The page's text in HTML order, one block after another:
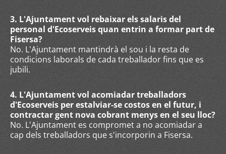
3. L'Ajuntament vol rebaixar els salaris del
personal d'Ecoserveis quan entrin a formar part de
Fisersa?
No. L'Ajuntament mantindrà el sou i la resta de
condicions laborals de cada treballador fins que es
jubili.
4. L'Ajuntament vol acomiadar treballadors
d'Ecoserveis per estalviar-se costos en el futur, i
contractar gent nova cobrant menys en el seu lloc?
No. L'Ajuntament es compromet a no acomiadar a
cap dels treballadors que s'incorporin a Fisersa.